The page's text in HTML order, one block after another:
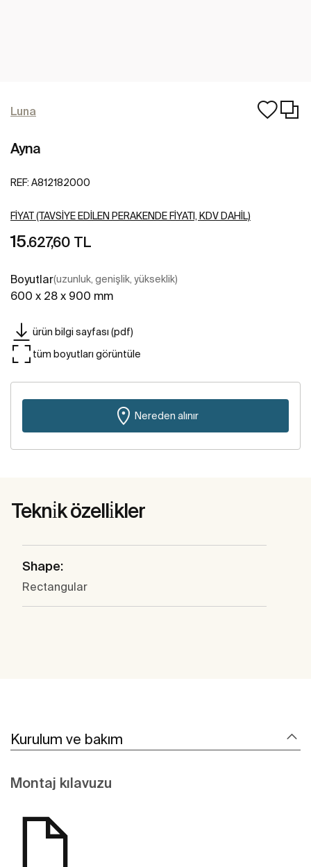
Luna
Ayna
REF: A812182000
FIYAT (TAVSIYE EDILEN PERAKENDE FIYATI, KDV DAHIL)
15.627,60 TL
Boyutlar(uzunluk, genişlik, yükseklik)
600 x 28 x 900 mm
ürün bilgi sayfası (pdf)
tüm boyutları görüntüle
Nereden alınır
Tekni̇k özelli̇kler
Shape:
Rectangular
Kurulum ve bakım
Montaj kılavuzu